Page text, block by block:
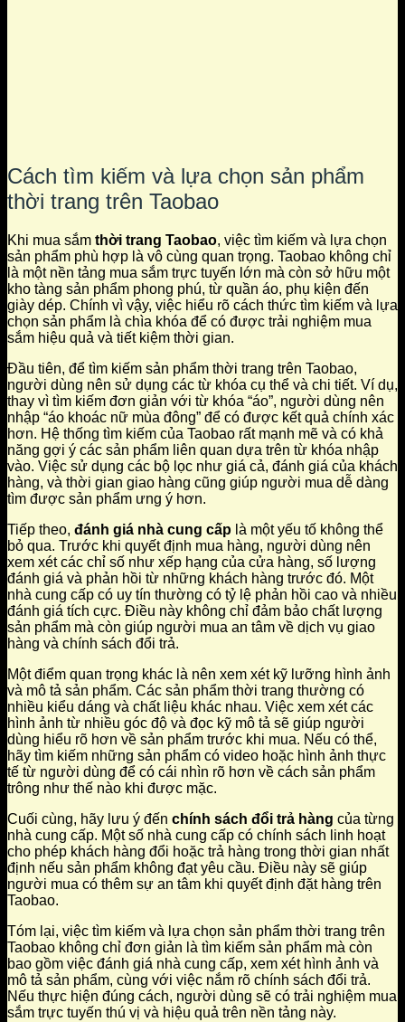
Cách tìm kiếm và lựa chọn sản phẩm
thời trang trên Taobao
Khi mua sắm thời trang Taobao, việc tìm kiếm và lựa chọn
sản phẩm phù hợp là vô cùng quan trọng. Taobao không chỉ
là một nền tảng mua sắm trực tuyến lớn mà còn sở hữu một
kho tàng sản phẩm phong phú, từ quần áo, phụ kiện đến
giày dép. Chính vì vậy, việc hiểu rõ cách thức tìm kiếm và lựa
chọn sản phẩm là chìa khóa để có được trải nghiệm mua
sắm hiệu quả và tiết kiệm thời gian.
Đầu tiên, để tìm kiếm sản phẩm thời trang trên Taobao,
người dùng nên sử dụng các từ khóa cụ thể và chi tiết. Ví dụ,
thay vì tìm kiếm đơn giản với từ khóa “áo”, người dùng nên
nhập “áo khoác nữ mùa đông” để có được kết quả chính xác
hơn. Hệ thống tìm kiếm của Taobao rất mạnh mẽ và có khả
năng gợi ý các sản phẩm liên quan dựa trên từ khóa nhập
vào. Việc sử dụng các bộ lọc như giá cả, đánh giá của khách
hàng, và thời gian giao hàng cũng giúp người mua dễ dàng
tìm được sản phẩm ưng ý hơn.
Tiếp theo, đánh giá nhà cung cấp là một yếu tố không thể
bỏ qua. Trước khi quyết định mua hàng, người dùng nên
xem xét các chỉ số như xếp hạng của cửa hàng, số lượng
đánh giá và phản hồi từ những khách hàng trước đó. Một
nhà cung cấp có uy tín thường có tỷ lệ phản hồi cao và nhiều
đánh giá tích cực. Điều này không chỉ đảm bảo chất lượng
sản phẩm mà còn giúp người mua an tâm về dịch vụ giao
hàng và chính sách đổi trả.
Một điểm quan trọng khác là nên xem xét kỹ lưỡng hình ảnh
và mô tả sản phẩm. Các sản phẩm thời trang thường có
nhiều kiểu dáng và chất liệu khác nhau. Việc xem xét các
hình ảnh từ nhiều góc độ và đọc kỹ mô tả sẽ giúp người
dùng hiểu rõ hơn về sản phẩm trước khi mua. Nếu có thể,
hãy tìm kiếm những sản phẩm có video hoặc hình ảnh thực
tế từ người dùng để có cái nhìn rõ hơn về cách sản phẩm
trông như thế nào khi được mặc.
Cuối cùng, hãy lưu ý đến chính sách đổi trả hàng của từng
nhà cung cấp. Một số nhà cung cấp có chính sách linh hoạt
cho phép khách hàng đổi hoặc trả hàng trong thời gian nhất
định nếu sản phẩm không đạt yêu cầu. Điều này sẽ giúp
người mua có thêm sự an tâm khi quyết định đặt hàng trên
Taobao.
Tóm lại, việc tìm kiếm và lựa chọn sản phẩm thời trang trên
Taobao không chỉ đơn giản là tìm kiếm sản phẩm mà còn
bao gồm việc đánh giá nhà cung cấp, xem xét hình ảnh và
mô tả sản phẩm, cùng với việc nắm rõ chính sách đổi trả.
Nếu thực hiện đúng cách, người dùng sẽ có trải nghiệm mua
sắm trực tuyến thú vị và hiệu quả trên nền tảng này.